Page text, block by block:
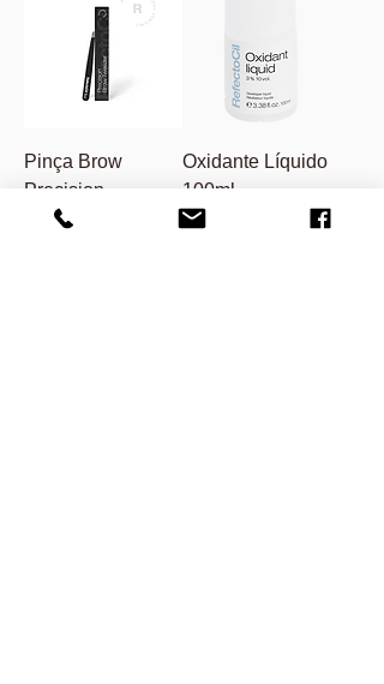
Pinça Brow
Precision
Oxidante Líquido
100ml